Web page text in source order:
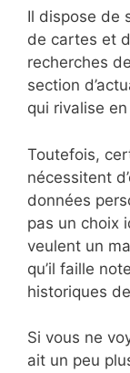
Il dispose de
de cartes et
recherches
section
qui rivalise
Toutefois,
nécessitent
données
pas un choix
veulent un
qu’il faille
historiques
Si vous ne
ait un peu